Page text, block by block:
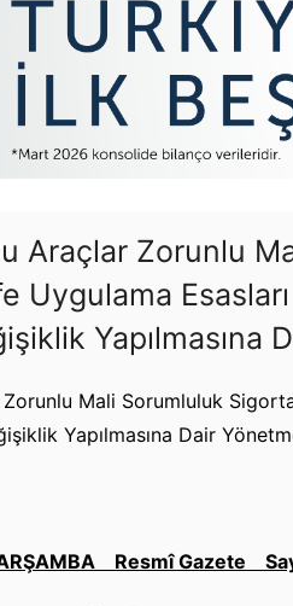
Araçlar Zorunlu
Uygulama
Yapılmasına
Mali Sorumluluk
Yapılmasına Dair
Resmî Gazete